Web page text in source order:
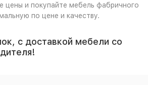
цены и покупайте мебель фабричного
по цене и качеству.
с доставкой мебели со